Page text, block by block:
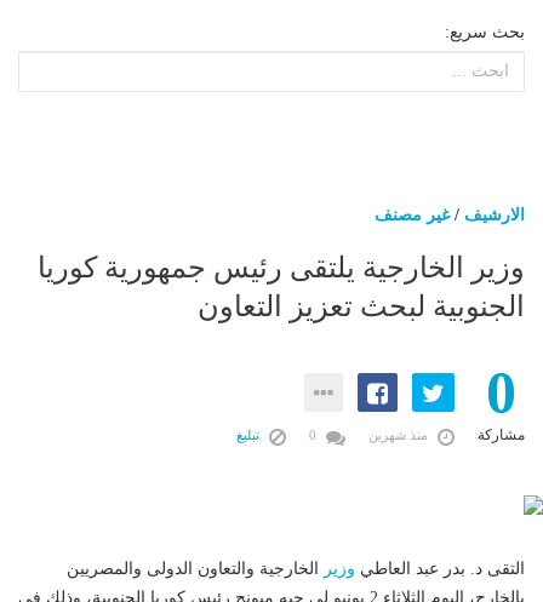
بحث سريع:
الارشيف /غير مصنف
وزير الخارجية يلتقى رئيس جمهورية كوريا
الجنوبية لبحث تعزيز التعاون
0
مشاركة منذ شهرين تبليغ
التقى د. بدر عبد العاطي وزير
الخارجية والتعاون الدولى والمصريين
بالخارج، اليوم الثلاثاء 2 يونيو لي جيه ميونج رئيس كوريا الجنوبية، وذلك فى